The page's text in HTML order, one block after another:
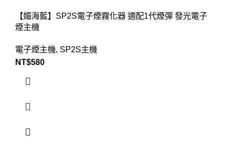
【媚海藍】SP2S電子煙霧化器 適配1代煙彈 發光電子
煙主機
電子煙主機, SP2S主機
NT$580